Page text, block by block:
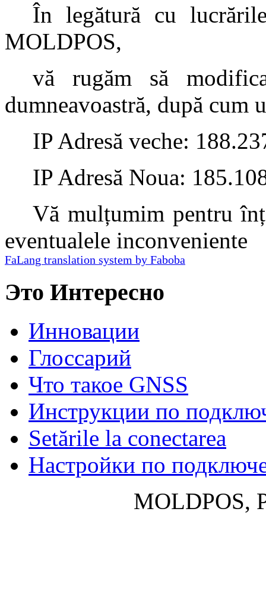
În legătură cu
MOLDPOS,
vă rugăm să
dumneavoastră, după cum
IP Adresă veche:
IP Adresă Noua:
Vă mulțumim pentru
eventualele inconveniente
FaLang translation system by Faboba
Это Интересно
Инновации
Глосcарий
Что такое GNSS
Инструкции по
Setările la conectarea
Настройки по
MOLDPOS,